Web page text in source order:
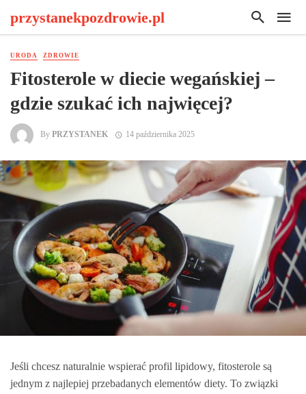
przystanekpozdrowie.pl
URODA ZDROWIE
Fitosterole w diecie wegańskiej –
gdzie szukać ich najwięcej?
By PRZYSTANEK 14 października 2025
Jeśli chcesz naturalnie wspierać profil lipidowy, fitosterole są
jednym z najlepiej przebadanych elementów diety. To związki